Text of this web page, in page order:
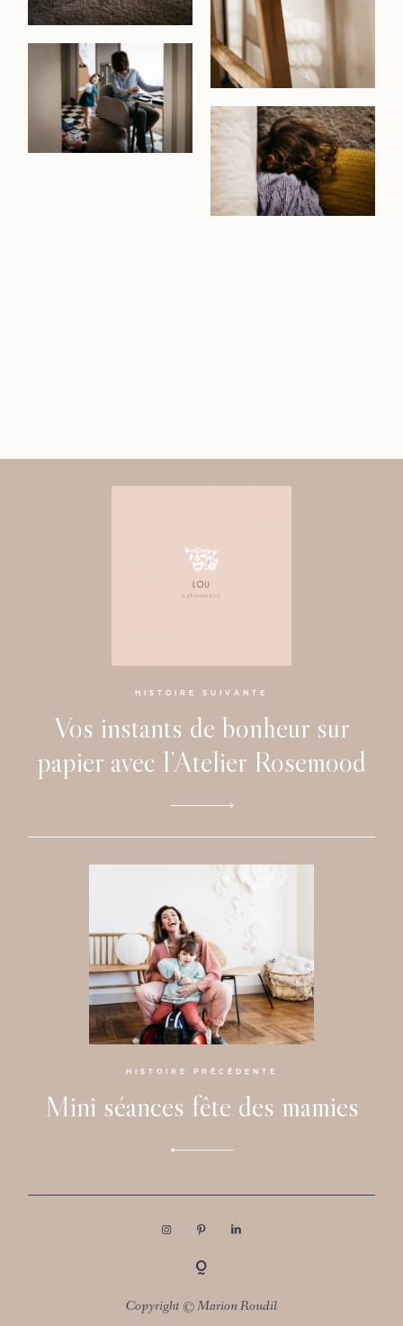
HISTOIRE PRÉCÉDENTE
Mini séances fête des mamies
HISTOIRE SUIVANTE
Vos instants de bonheur sur
papier avec l’Atelier Rosemood
Copyright © Marion Roudil
Portfolio
Journal
Contact
Workshop
FOLLOW MARION ROUDIL
LOOKBOOK